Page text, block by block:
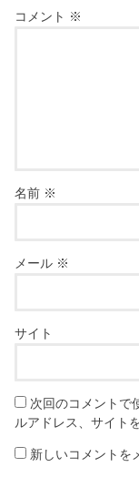
コメント ※
名前 ※
メール ※
サイト
次回のコメントで
ルアドレス、サイト
新しいコメントを